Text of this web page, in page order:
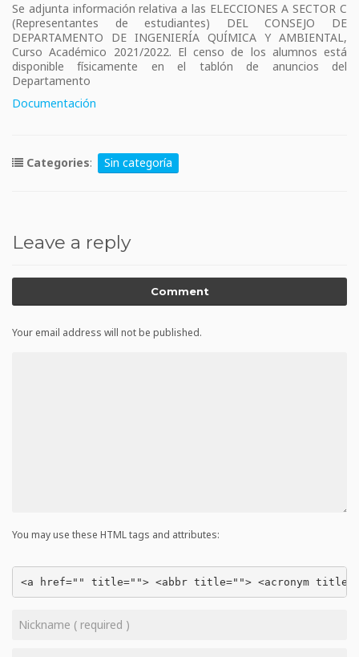
Se adjunta información relativa a las ELECCIONES A SECTOR C
(Representantes de estudiantes) DEL CONSEJO DE
DEPARTAMENTO DE INGENIERÍA QUÍMICA Y AMBIENTAL,
Curso Académico 2021/2022. El censo de los alumnos está
disponible físicamente en el tablón de anuncios del
Departamento
Documentación
Categories: Sin categoría
Leave a reply
Comment
Your email address will not be published.
You may use these HTML tags and attributes:
<a href="" title=""> <abbr title=""> <acronym